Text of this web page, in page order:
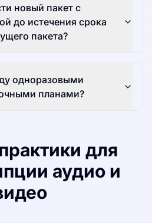
новый пакет с
до истечения срока
пакета?
одноразовыми
планами?
для
аудио и